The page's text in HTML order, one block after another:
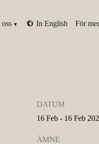
In English För
DATUM
16 Feb - 16 Feb
ÄMNE